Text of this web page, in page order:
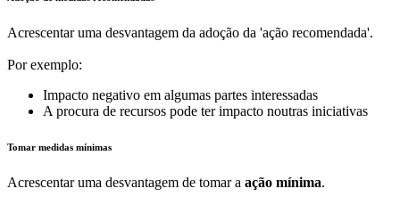
Acrescentar uma desvantagem da adoção da 'ação recomendada'.
Por exemplo:
Impacto negativo em algumas partes interessadas
A procura de recursos pode ter impacto noutras iniciativas
Tomar medidas mínimas
Acrescentar uma desvantagem de tomar a ação mínima.